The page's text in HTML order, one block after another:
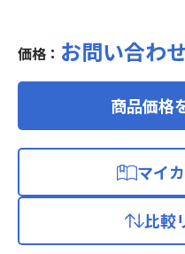
価格： お問い合わ
商品価格
マイ
比較